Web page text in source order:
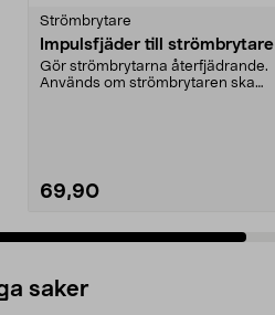
Strömbrytare
Impulsfjäder till strömbrytare
Gör strömbrytarna återfjädrande.
Används om strömbrytaren ska
69,90
saker